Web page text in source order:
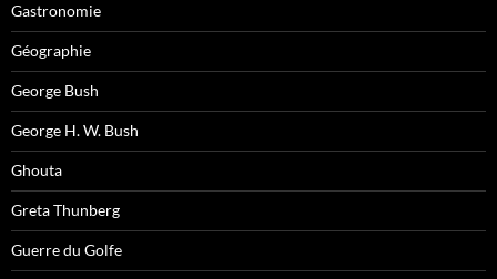
Gastronomie
Géographie
George Bush
George H. W. Bush
Ghouta
Greta Thunberg
Guerre du Golfe